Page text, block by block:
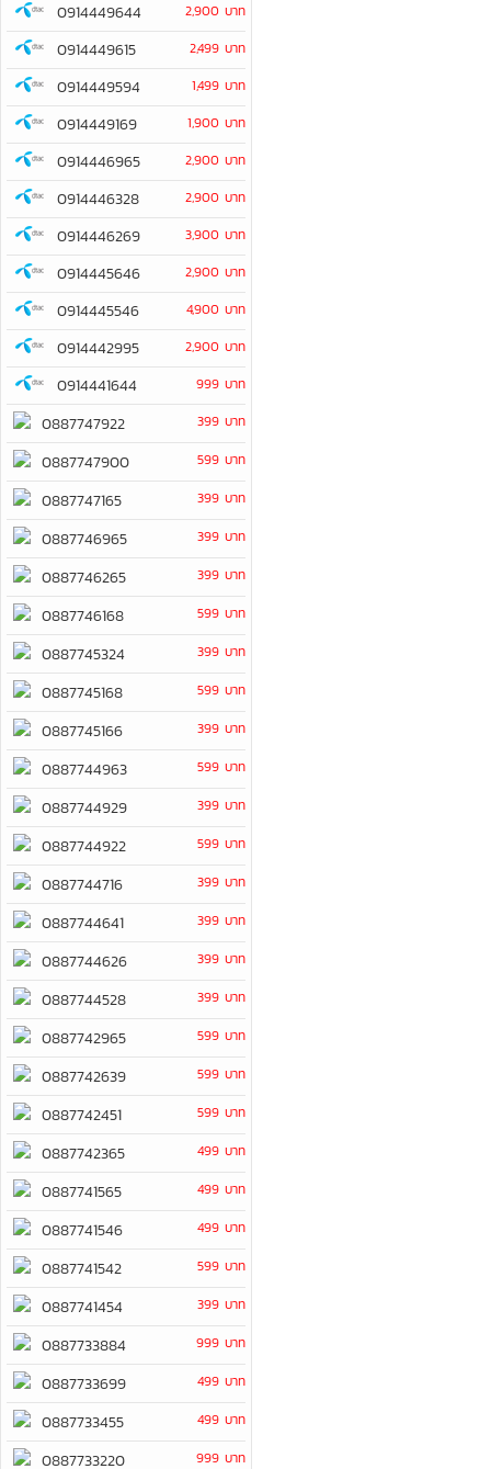
0914449644 2,900 บาท
0914449615 2,499 บาท
0914449594 1,499 บาท
0914449169 1,900 บาท
0914446965 2,900 บาท
0914446328 2,900 บาท
0914446269 3,900 บาท
0914445646 2,900 บาท
0914445546 4,900 บาท
0914442995 2,900 บาท
0914441644 999 บาท
0887747922 399 บาท
0887747900 599 บาท
0887747165 399 บาท
0887746965 399 บาท
0887746265 399 บาท
0887746168 599 บาท
0887745324 399 บาท
0887745168 599 บาท
0887745166 399 บาท
0887744963 599 บาท
0887744929 399 บาท
0887744922 599 บาท
0887744716 399 บาท
0887744641 399 บาท
0887744626 399 บาท
0887744528 399 บาท
0887742965 599 บาท
0887742639 599 บาท
0887742451 599 บาท
0887742365 499 บาท
0887741565 499 บาท
0887741546 499 บาท
0887741542 599 บาท
0887741454 399 บาท
0887733884 999 บาท
0887733699 499 บาท
0887733455 499 บาท
0887733220 999 บาท